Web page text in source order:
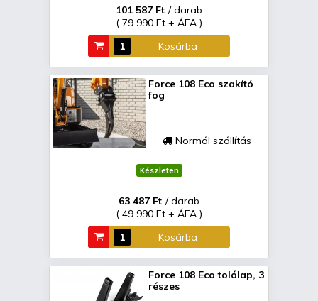
101 587 Ft / darab
( 79 990 Ft + ÁFA )
Kosárba
Force 108 Eco szakító
fog
Normál szállítás
Készleten
63 487 Ft / darab
( 49 990 Ft + ÁFA )
Kosárba
Force 108 Eco tolólap, 3
részes